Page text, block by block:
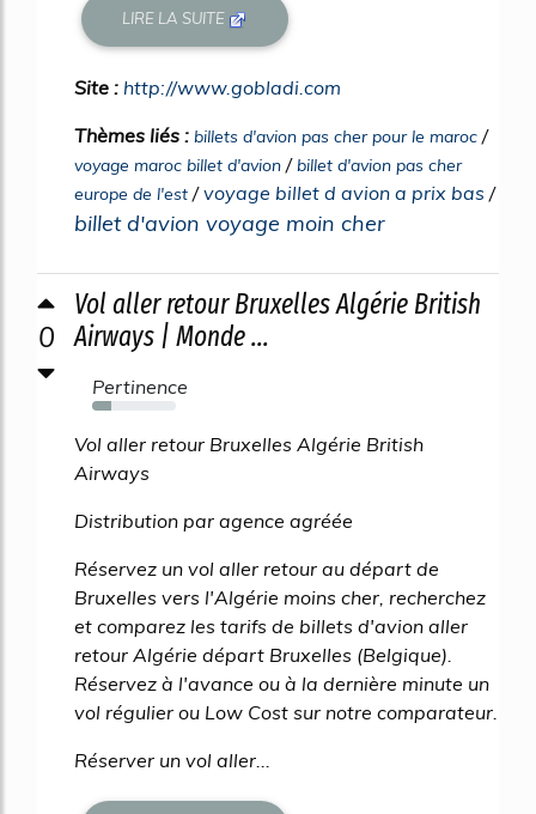
LIRE LA SUITE
Site : http://www.gobladi.com
Thèmes liés : billets d'avion pas cher pour le maroc /
voyage maroc billet d'avion /billet d'avion pas cher
europe de l'est /voyage billet d avion a prix bas /
billet d'avion voyage moin cher
0
Vol aller retour Bruxelles Algérie British
Airways | Monde ...
Pertinence
23%
Vol aller retour Bruxelles Algérie British
Airways
Distribution par agence agréée
Réservez un vol aller retour au départ de
Bruxelles vers l'Algérie moins cher, recherchez
et comparez les tarifs de billets d'avion aller
retour Algérie départ Bruxelles (Belgique).
Réservez à l'avance ou à la dernière minute un
vol régulier ou Low Cost sur notre comparateur.
Réserver un vol aller...